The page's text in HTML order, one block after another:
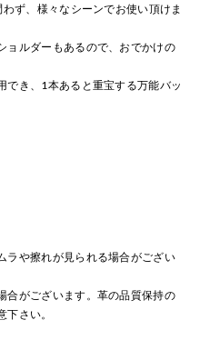
ず、様々なシーンでお使い頂けま
ョルダーもあるので、おでかけの
でき、1本あると重宝する万能バッ
ラや擦れが見られる場合がござい
合がございます。革の品質保持の
さい。